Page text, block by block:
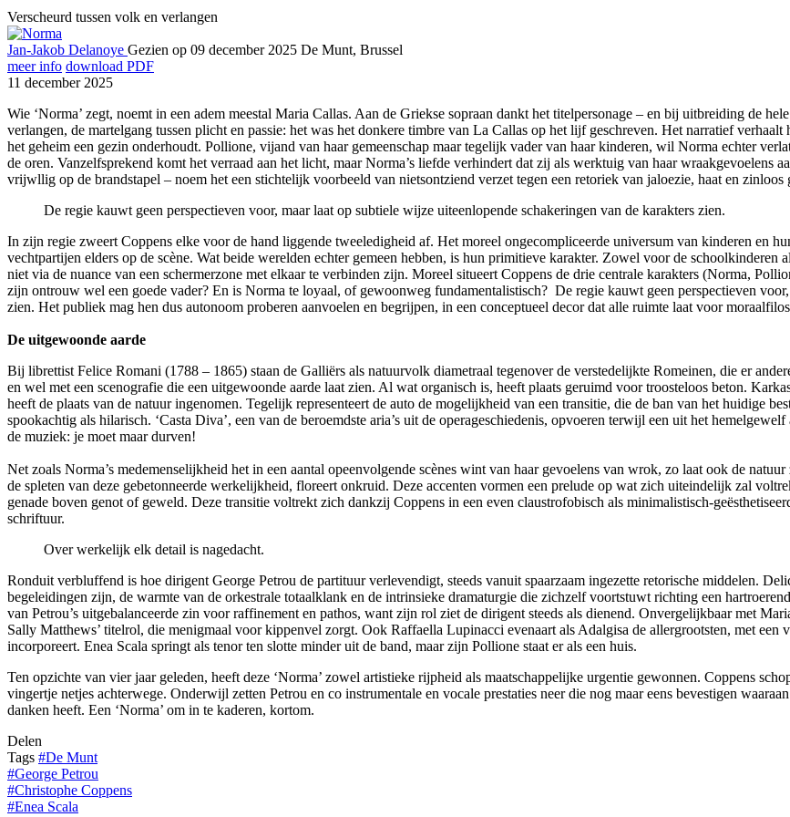
Verscheurd tussen volk en verlangen
Jan-Jakob Delanoye Gezien op 09 december 2025 De Munt, Brussel
meer info download PDF
11 december 2025
Wie ‘Norma’ zegt, noemt in een adem meestal Maria Callas. Aan de Griekse sopraan dankt het titelpersonage – en bij uitbreiding de
verlangen, de martelgang tussen plicht en passie: het was het donkere timbre van La Callas op het lijf geschreven. Het narratief
het geheim een gezin onderhoudt. Pollione, vijand van haar gemeenschap maar tegelijk vader van haar kinderen, wil Norma echter
de oren. Vanzelfsprekend komt het verraad aan het licht, maar Norma’s liefde verhindert dat zij als werktuig van haar wraakgevoelens
vrijwllig op de brandstapel – noem het een stichtelijk voorbeeld van nietsontziend verzet tegen een retoriek van jaloezie, haat en zinloos
De regie kauwt geen perspectieven voor, maar laat op subtiele wijze uiteenlopende schakeringen van de karakters zien.
In zijn regie zweert Coppens elke voor de hand liggende tweeledigheid af. Het moreel ongecompliceerde universum van kinderen en
vechtpartijen elders op de scène. Wat beide werelden echter gemeen hebben, is hun primitieve karakter. Zowel voor de
niet via de nuance van een schermerzone met elkaar te verbinden zijn. Moreel situeert Coppens de drie centrale karakters (Norma,
zijn ontrouw wel een goede vader? En is Norma te loyaal, of gewoonweg fundamentalistisch? De regie kauwt geen perspectieven
zien. Het publiek mag hen dus autonoom proberen aanvoelen en begrijpen, in een conceptueel decor dat alle ruimte laat voor
De uitgewoonde aarde
Bij librettist Felice Romani (1788 – 1865) staan de Galliërs als natuurvolk diametraal tegenover de verstedelijkte Romeinen, die er
en wel met een scenografie die een uitgewoonde aarde laat zien. Al wat organisch is, heeft plaats geruimd voor troosteloos beton.
heeft de plaats van de natuur ingenomen. Tegelijk representeert de auto de mogelijkheid van een transitie, die de ban van het huidige
spookachtig als hilarisch. ‘Casta Diva’, een van de beroemdste aria’s uit de operageschiedenis, opvoeren terwijl een uit het
de muziek: je moet maar durven!
Net zoals Norma’s medemenselijkheid het in een aantal opeenvolgende scènes wint van haar gevoelens van wrok, zo laat ook de
de spleten van deze gebetonneerde werkelijkheid, floreert onkruid. Deze accenten vormen een prelude op wat zich uiteindelijk zal
genade boven genot of geweld. Deze transitie voltrekt zich dankzij Coppens in een even claustrofobisch als minimalistisch-
schriftuur.
Over werkelijk elk detail is nagedacht.
Ronduit verbluffend is hoe dirigent George Petrou de partituur verlevendigt, steeds vanuit spaarzaam ingezette retorische middelen.
begeleidingen zijn, de warmte van de orkestrale totaalklank en de intrinsieke dramaturgie die zichzelf voortstuwt richting een
van Petrou’s uitgebalanceerde zin voor raffinement en pathos, want zijn rol ziet de dirigent steeds als dienend. Onvergelijkbaar met
Sally Matthews’ titelrol, die menigmaal voor kippenvel zorgt. Ook Raffaella Lupinacci evenaart als Adalgisa de allergrootsten, met een
incorporeert. Enea Scala springt als tenor ten slotte minder uit de band, maar zijn Pollione staat er als een huis.
Ten opzichte van vier jaar geleden, heeft deze ‘Norma’ zowel artistieke rijpheid als maatschappelijke urgentie gewonnen. Coppens
vingertje netjes achterwege. Onderwijl zetten Petrou en co instrumentale en vocale prestaties neer die nog maar eens bevestigen
danken heeft. Een ‘Norma’ om in te kaderen, kortom.
Delen
Tags #De Munt
#George Petrou
#Christophe Coppens
#Enea Scala